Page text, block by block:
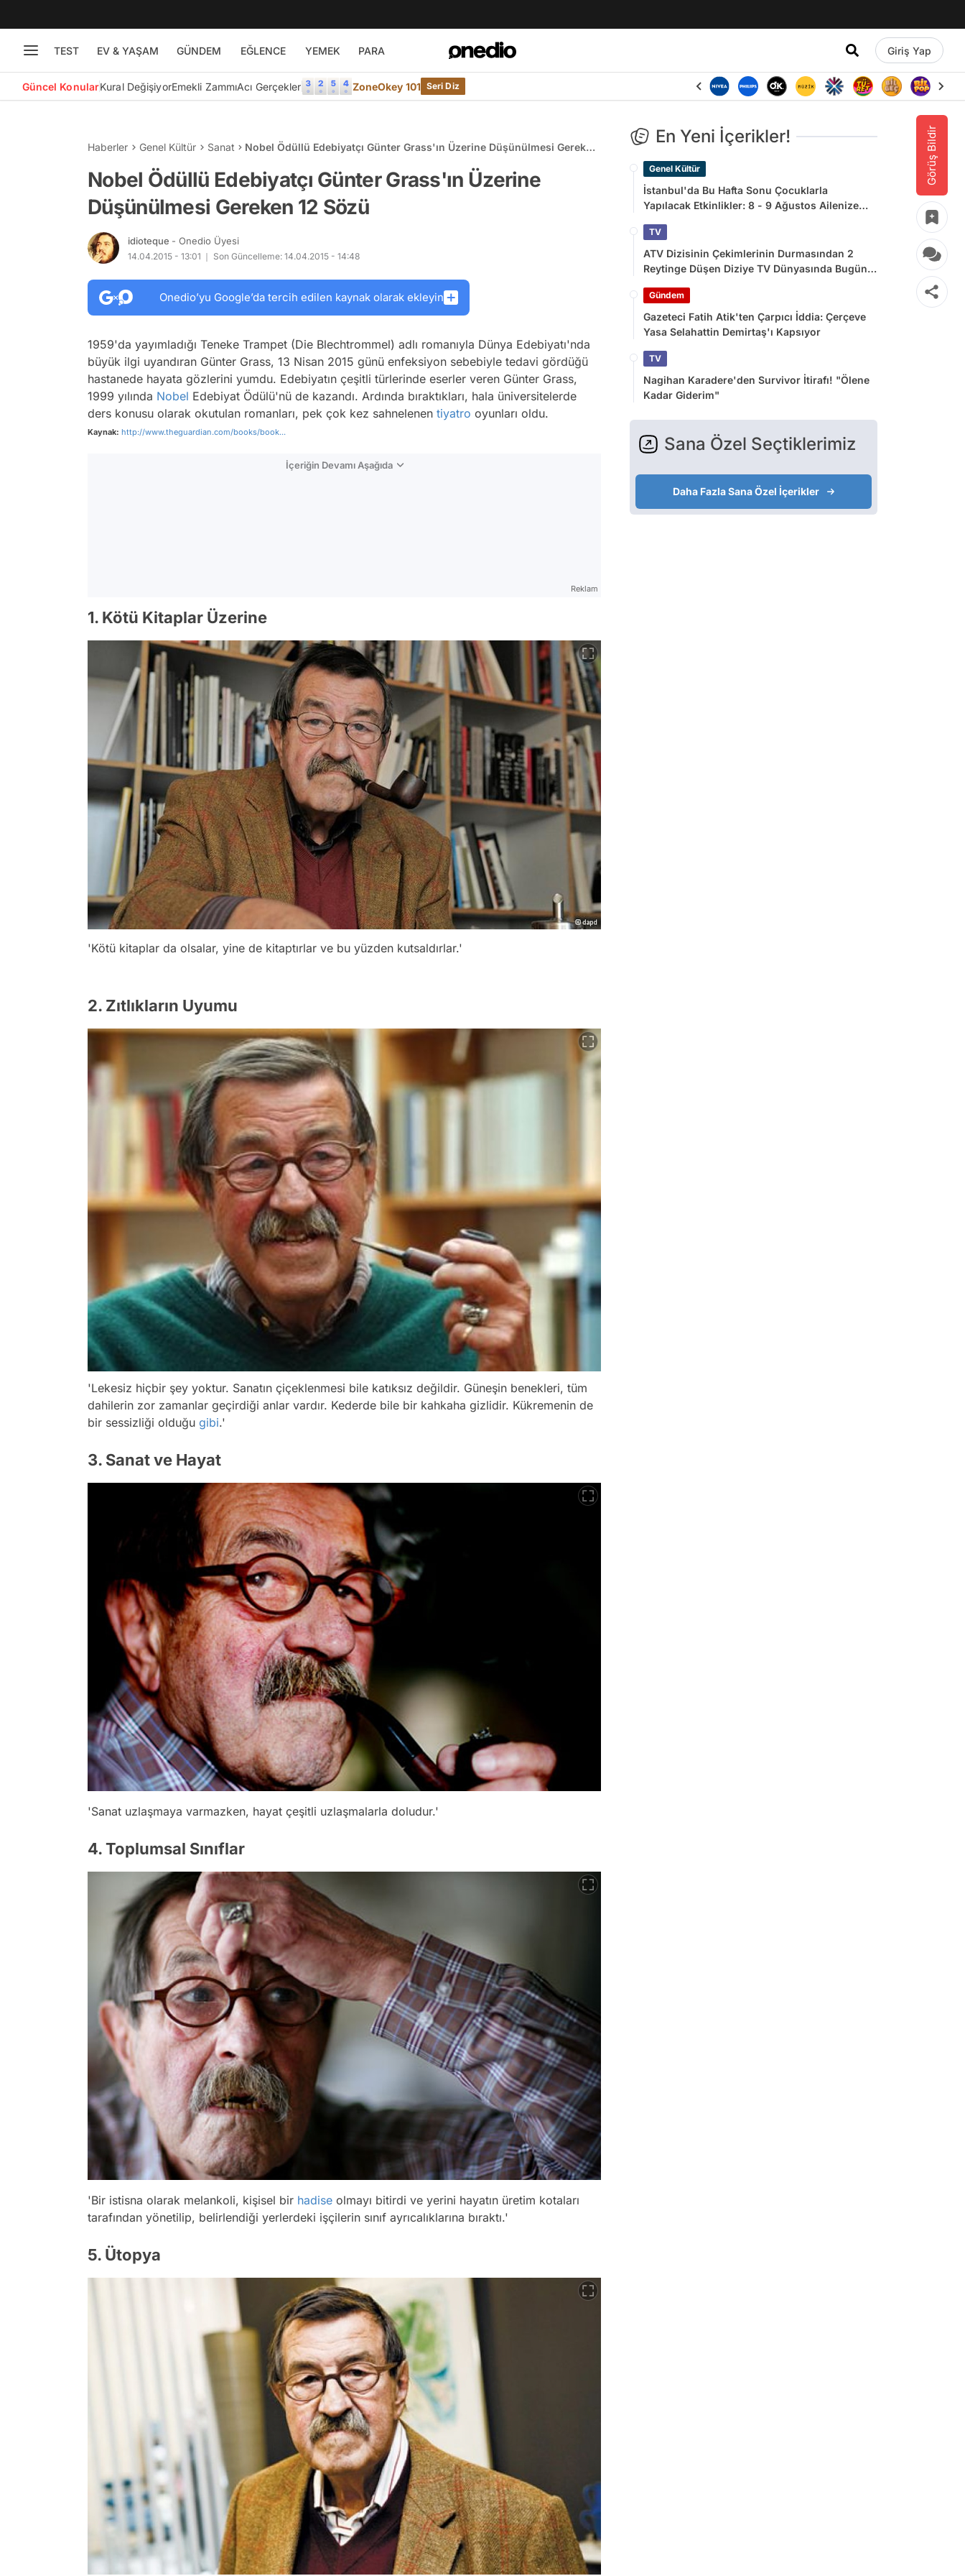
TEST EV & YAŞAM GÜNDEM EĞLENCE YEMEK PARA Giriş Yap
Güncel KonularKural DeğişiyorEmekli ZammıAcı Gerçekler ZoneOkey 101 Seri Diz
Görüş Bildir
Haberler Genel Kültür Sanat
Nobel Ödüllü Edebiyatçı Günter Grass'ın Üzerine Düşünülmesi Gereken
Nobel Ödüllü Edebiyatçı Günter Grass'ın Üzerine
Düşünülmesi Gereken 12 Sözü
idioteque - Onedio Üyesi
14.04.2015 - 13:01 Son Güncelleme: 14.04.2015 - 14:48
Onedio’yu Google’da tercih edilen kaynak olarak ekleyin
1959'da yayımladığı Teneke Trampet (Die Blechtrommel) adlı romanıyla Dünya Edebiyatı'nda
büyük ilgi uyandıran Günter Grass, 13 Nisan 2015 günü enfeksiyon sebebiyle tedavi gördüğü
hastanede hayata gözlerini yumdu. Edebiyatın çeşitli türlerinde eserler veren Günter Grass,
1999 yılında Nobel Edebiyat Ödülü'nü de kazandı. Ardında bıraktıkları, hala üniversitelerde
ders konusu olarak okutulan romanları, pek çok kez sahnelenen tiyatro oyunları oldu.
Kaynak: http://www.theguardian.com/books/book...
İçeriğin Devamı Aşağıda
Reklam
1. Kötü Kitaplar Üzerine
'Kötü kitaplar da olsalar, yine de kitaptırlar ve bu yüzden kutsaldırlar.'
2. Zıtlıkların Uyumu
'Lekesiz hiçbir şey yoktur. Sanatın çiçeklenmesi bile katıksız değildir. Güneşin benekleri, tüm
dahilerin zor zamanlar geçirdiği anlar vardır. Kederde bile bir kahkaha gizlidir. Kükremenin de
bir sessizliği olduğu gibi.'
3. Sanat ve Hayat
'Sanat uzlaşmaya varmazken, hayat çeşitli uzlaşmalarla doludur.'
4. Toplumsal Sınıflar
'Bir istisna olarak melankoli, kişisel bir hadise olmayı bitirdi ve yerini hayatın üretim kotaları
tarafından yönetilip, belirlendiği yerlerdeki işçilerin sınıf ayrıcalıklarına bıraktı.'
5. Ütopya
En Yeni İçerikler!
Genel Kültür
İstanbul'da Bu Hafta Sonu Çocuklarla
Yapılacak Etkinlikler: 8 - 9 Ağustos Ailenize
TV
ATV Dizisinin Çekimlerinin Durmasından 2
Reytinge Düşen Diziye TV Dünyasında Bugün
Gündem
Gazeteci Fatih Atik'ten Çarpıcı İddia: Çerçeve
Yasa Selahattin Demirtaş'ı Kapsıyor
TV
Nagihan Karadere'den Survivor İtirafı! "Ölene
Kadar Giderim"
Sana Özel Seçtiklerimiz
Daha Fazla Sana Özel İçerikler